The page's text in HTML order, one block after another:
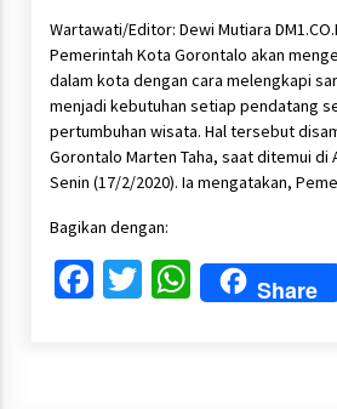
Wartawati/Editor: Dewi Mutiara
Pemerintah Kota Gorontalo akan
dalam kota dengan cara melengkapi
menjadi kebutuhan setiap pendatang
pertumbuhan wisata. Hal tersebut
Gorontalo Marten Taha, saat ditemui di
Senin (17/2/2020). Ia mengatakan,
Bagikan dengan:
Facebook
TwitterShare